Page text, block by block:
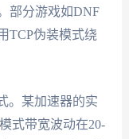
部分游戏如DNF
TCP伪装模式绕
。某加速器的实
式带宽波动在20-